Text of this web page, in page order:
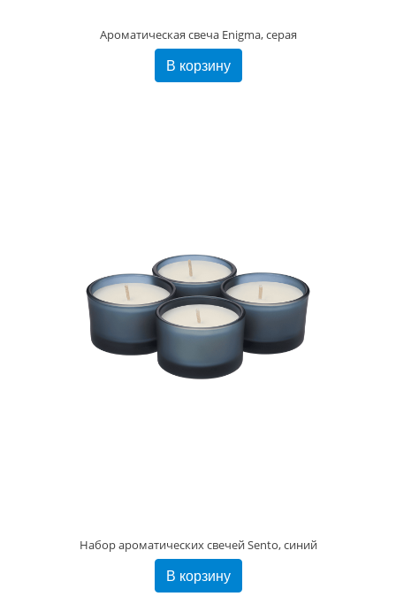
Ароматическая свеча Enigma, серая
В корзину
Набор ароматических свечей Sento, синий
В корзину